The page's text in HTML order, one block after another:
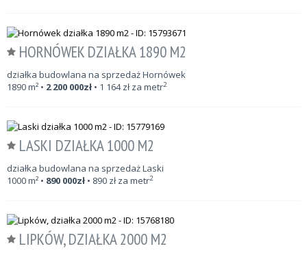
HORNÓWEK DZIAŁKA 1890 M2
działka budowlana na sprzedaż Hornówek
1890m² • 2 200 000zł • 1 164zł za metr2
LASKI DZIAŁKA 1000 M2
działka budowlana na sprzedaż Laski
1000m² • 890 000zł • 890 zł za metr2
LIPKÓW, DZIAŁKA 2000 M2